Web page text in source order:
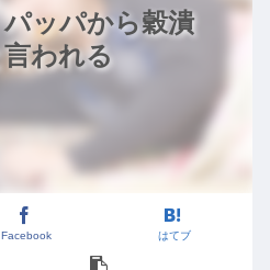
ッパから穀潰
われる
Facebook はてブ